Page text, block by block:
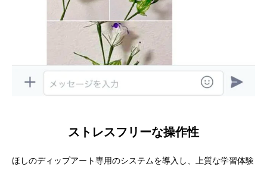
ストレスフリーな操作性
ほしのディップアート専用のシステムを導入し、上質な学習体験